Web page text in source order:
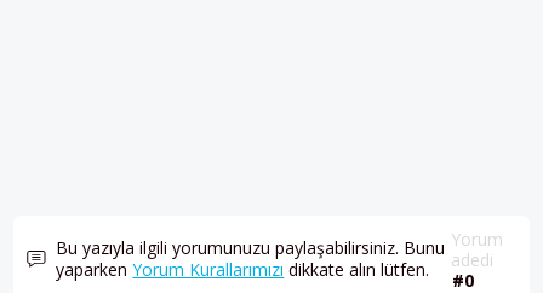
Bu yazıyla ilgili yorumunuzu paylaşabilirsiniz. Bunu
yaparkenYorum Kurallarımızı dikkate alın lütfen.
Yorum
adedi
#0